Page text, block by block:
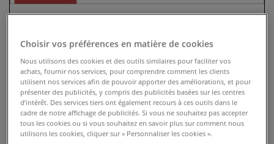
Bloc papier huile Figueras
6 Commentaires
Les feuilles “blanc crème” à grain “toile de lin” de ce bloc
Choisir vos préférences en matière de cookies
Nous utilisons des cookies et des outils similaires pour faciliter vos
achats, fournir nos services, pour comprendre comment les clients
utilisent nos services afin de pouvoir apporter des améliorations, et pour
présenter des publicités, y compris des publicités basées sur les centres
d’intérêt. Des services tiers ont également recours à ces outils dans le
cadre de notre affichage de publicités. Si vous ne souhaitez pas accepter
tous les cookies ou si vous souhaitez en savoir plus sur comment nous
utilisons les cookies, cliquer sur « Personnaliser les cookies ».